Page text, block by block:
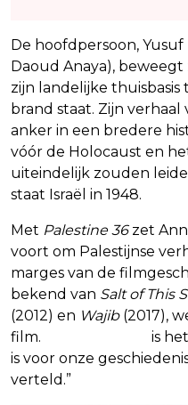
De hoofdpersoon,
Daoud Anaya),
zijn landelijke
brand staat. Zijn
anker in een bredere
vóór de Holocaust en
uiteindelijk zouden
staat Israël in 1948.
Met Palestine 36zet
voort om Palestijnse
marges van de
bekend van Salt of This
(2012) en Wajib(2017),
film.
is
is voor onze
verteld.”